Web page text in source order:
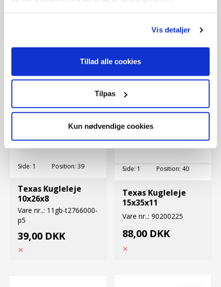
Vis detaljer
Tillad alle cookies
Tilpas
Kun nødvendige cookies
Vare nr..: 625113003
3.827,50 DKK
Side: 1 Position: 39
Texas Kugleleje
10x26x8
Vare nr..: 11gb-t2766000-
p5
39,00 DKK
Side: 1 Position: 40
Texas Kugleleje
15x35x11
Vare nr..: 90200225
88,00 DKK